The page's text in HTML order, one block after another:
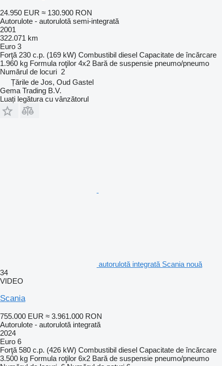
24.950 EUR ≈ 130.900 RON
Autorulote - autorulotă semi-integrată
2001
322.071 km
Euro 3
Forţă 230 c.p. (169 kW) Combustibil diesel Capacitate de încărcare
1.960 kg Formula roţilor 4x2 Bară de suspensie pneumo/pneumo
Numărul de locuri 2
Țările de Jos, Oud Gastel
Gema Trading B.V.
Luați legătura cu vânzătorul
autorulotă integrată Scania nouă
34
VIDEO
Scania
755.000 EUR ≈ 3.961.000 RON
Autorulote - autorulotă integrată
2024
Euro 6
Forţă 580 c.p. (426 kW) Combustibil diesel Capacitate de încărcare
3.500 kg Formula roţilor 6x2 Bară de suspensie pneumo/pneumo